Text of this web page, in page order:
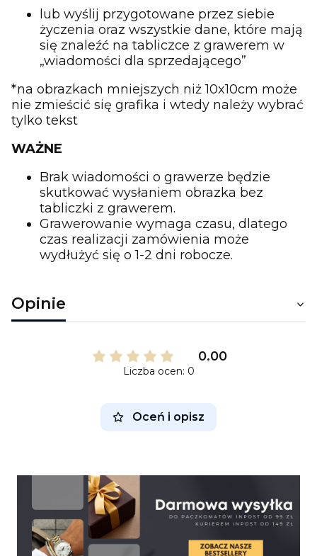
lub wyślij przygotowane przez siebie
życzenia oraz wszystkie dane, które mają
się znaleźć na tabliczce z grawerem w
„wiadomości dla sprzedającego”
*na obrazkach mniejszych niż 10x10cm może
nie zmieścić się grafika i wtedy należy wybrać
tylko tekst
WAŻNE
Brak wiadomości o grawerze będzie
skutkować wysłaniem obrazka bez
tabliczki z grawerem.
Grawerowanie wymaga czasu, dlatego
czas realizacji zamówienia może
wydłużyć się o 1-2 dni robocze.
Opinie
0.00
Liczba ocen: 0
Oceń i opisz